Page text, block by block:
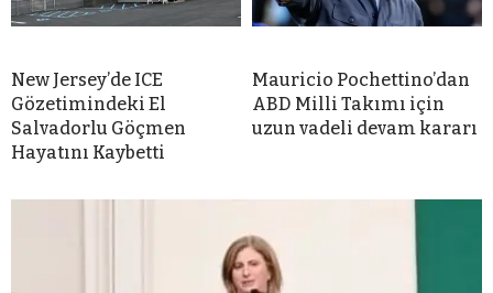
New Jersey’de ICE
Gözetimindeki El
Salvadorlu Göçmen
Hayatını Kaybetti
Mauricio Pochettino’dan
ABD Milli Takımı için
uzun vadeli devam kararı